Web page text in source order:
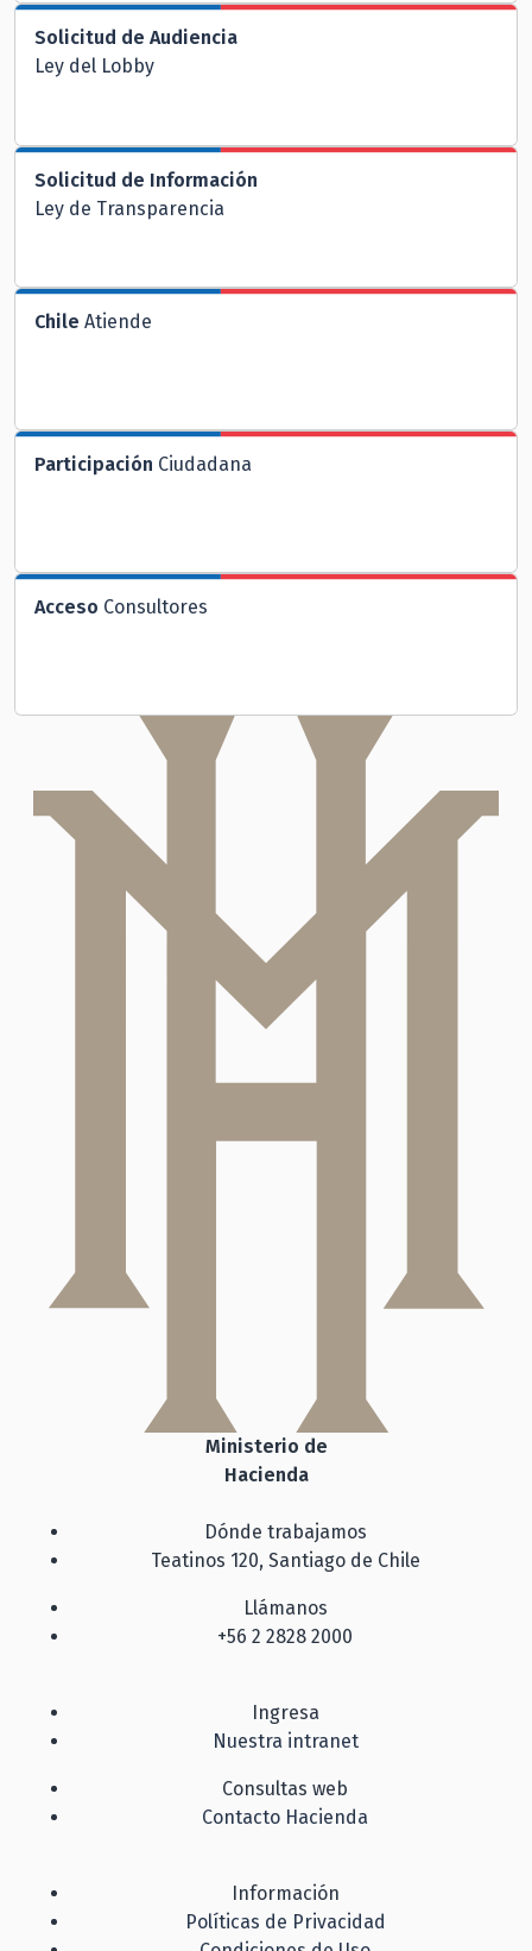
Solicitud de Audiencia
Ley del Lobby
Solicitud de Información
Ley de Transparencia
Chile Atiende
Participación Ciudadana
Acceso Consultores
Ministerio de
Hacienda
Dónde trabajamos
Teatinos 120, Santiago de Chile
Llámanos
+56 2 2828 2000
Ingresa
Nuestra intranet
Consultas web
Contacto Hacienda
Información
Políticas de Privacidad